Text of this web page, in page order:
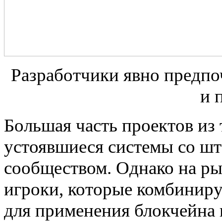
Разработчики явно
и
Большая часть проектов
устоявшиеся системы со
сообществом. Однако на
игроки, которые
для применения блокчейна